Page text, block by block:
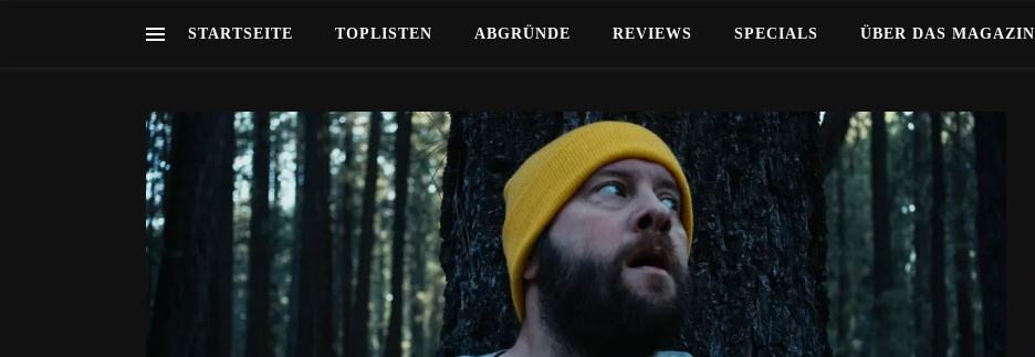
STARTSEITE TOPLISTEN ABGRÜNDE REVIEWS SPECIALS ÜBER DAS MAGAZIN